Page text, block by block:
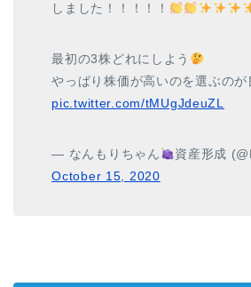
しました！！！！！
最初の3株どれにしよう
やっぱり株価が高いのを選ぶのが
pic.twitter.com/tMUgJdeuZL
— なんもりちゃん
資産形成
October 15, 2020